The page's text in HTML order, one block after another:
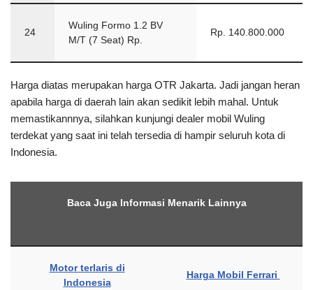
24
Wuling Formo 1.2 BV
M/T (7 Seat) Rp.
Rp. 140.800.000
Harga diatas merupakan harga OTR Jakarta. Jadi jangan heran
apabila harga di daerah lain akan sedikit lebih mahal. Untuk
memastikannnya, silahkan kunjungi dealer mobil Wuling
terdekat yang saat ini telah tersedia di hampir seluruh kota di
Indonesia.
Baca Juga Informasi Menarik Lainnya
Motor terlaris di
Indonesia
Harga Mobil Ferrari